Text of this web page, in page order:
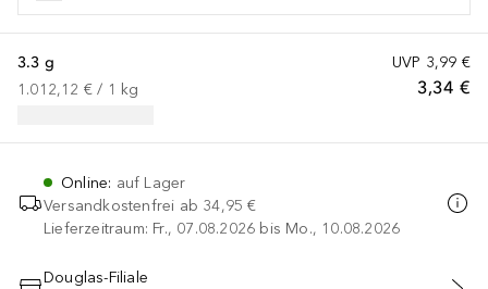
UVP 3,99 €
3,34 €
3.3 g
1.012,12 € / 1 kg
Online: auf Lager
Versandkostenfrei ab 34,95 €
Lieferzeitraum: Fr., 07.08.2026 bis Mo., 10.08.2026
Douglas-Filiale